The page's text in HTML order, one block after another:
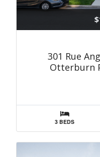
301 Rue
Otterburn
3 BEDS